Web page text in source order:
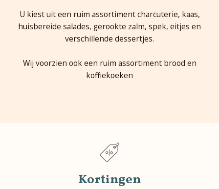
U kiest uit een ruim assortiment charcuterie, kaas,
huisbereide salades, gerookte zalm, spek, eitjes en
verschillende dessertjes.
Wij voorzien ook een ruim assortiment brood en
koffiekoeken
Kortingen